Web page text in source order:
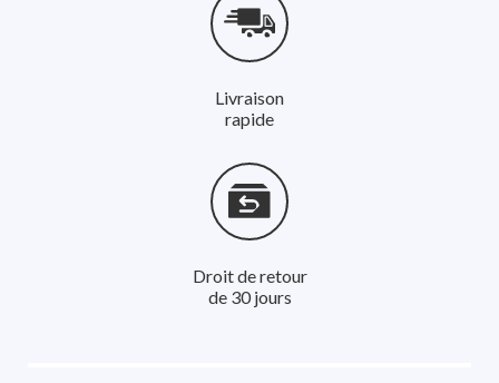
Livraison
rapide
Droit de retour
de 30 jours